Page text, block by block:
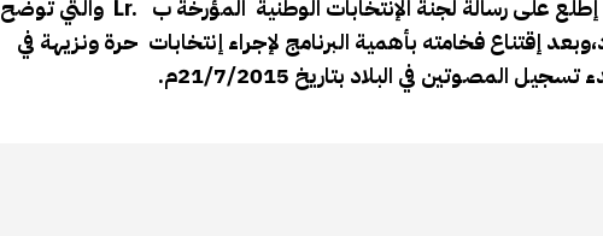
على رسالة لجنة الإنتخابات الوطنية المؤرخة ب
والتي توضح
إقتناع فخامته بأهمية البرنامج لإجراء إنتخابات حرة ونزيهة في
في البلاد بتاريخ 21/7/2015م.